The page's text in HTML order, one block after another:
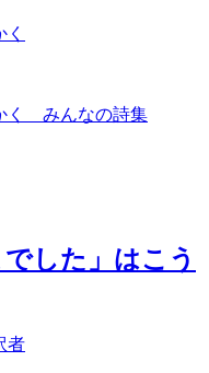
く みんなの詩集
でした」はこう
者